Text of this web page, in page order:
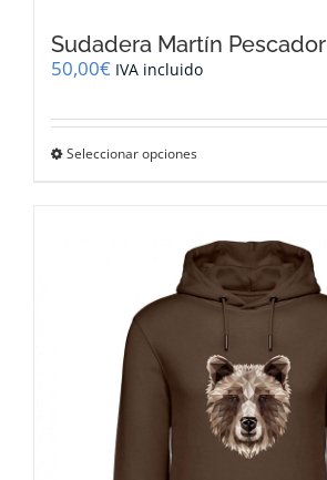
Sudadera Martín Pescador
50,00€ IVA incluido
Seleccionar opciones
variantes.
Las
opciones
se
pueden
elegir
en
la
página
de
producto